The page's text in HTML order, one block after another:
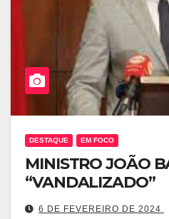
DESTAQUE EM FOCO
MINISTRO JOÃO
“VANDALIZADO”
6 DE FEVEREIRO DE 2024